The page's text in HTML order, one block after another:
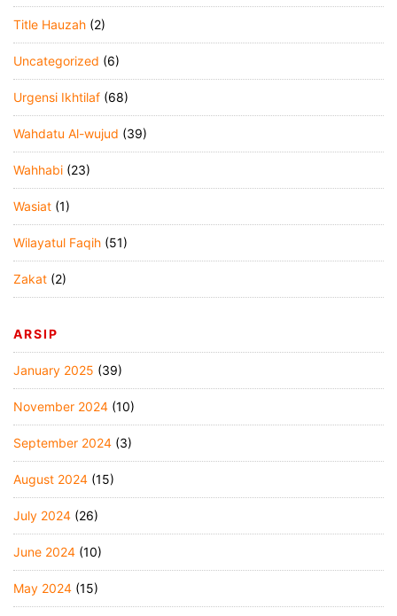
Title Hauzah (2)
Uncategorized (6)
Urgensi Ikhtilaf (68)
Wahdatu Al-wujud (39)
Wahhabi (23)
Wasiat (1)
Wilayatul Faqih (51)
Zakat (2)
ARSIP
January 2025 (39)
November 2024 (10)
September 2024 (3)
August 2024 (15)
July 2024 (26)
June 2024 (10)
May 2024 (15)